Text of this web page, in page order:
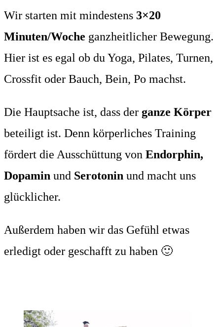
Wir starten mit mindestens 3×20
Minuten/Woche ganzheitlicher Bewegung.
Hier ist es egal ob du Yoga, Pilates, Turnen,
Crossfit oder Bauch, Bein, Po machst.
Die Hauptsache ist, dass der ganze Körper
beteiligt ist. Denn körperliches Training
fördert die Ausschüttung von Endorphin,
Dopamin und Serotonin und macht uns
glücklicher.
Außerdem haben wir das Gefühl etwas
erledigt oder geschafft zu haben 🙂